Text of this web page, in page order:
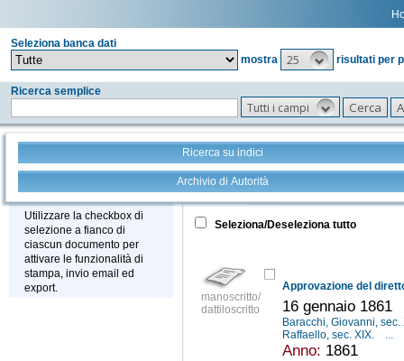
Seleziona banca dati
mostra
25 risultati per
Ricerca semplice
Tutti i campi
Ricerca su indici
Archivio di Autorità
Stampa - Email - Export
Utilizzare la checkbox di
selezione a fianco di
ciascun documento per
attivare le funzionalità di
stampa, invio email ed
export.
Tutto +
Seleziona/Deseleziona tutto
manoscritto/
dattiloscritto
16 gennaio 1861
Baracchi, Giovanni,
Raffaello, sec. XIX.
...
Anno: 1861